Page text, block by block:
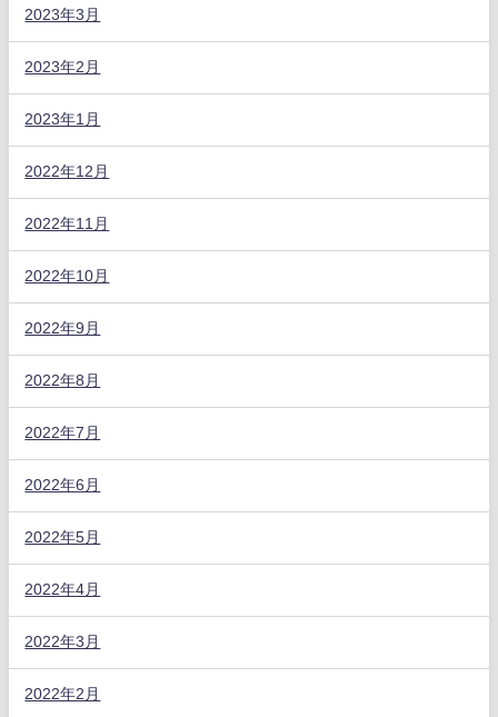
2023年3月
2023年2月
2023年1月
2022年12月
2022年11月
2022年10月
2022年9月
2022年8月
2022年7月
2022年6月
2022年5月
2022年4月
2022年3月
2022年2月